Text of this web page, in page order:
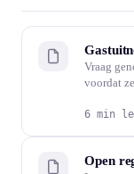
Vraag
voordat
6 min
Open